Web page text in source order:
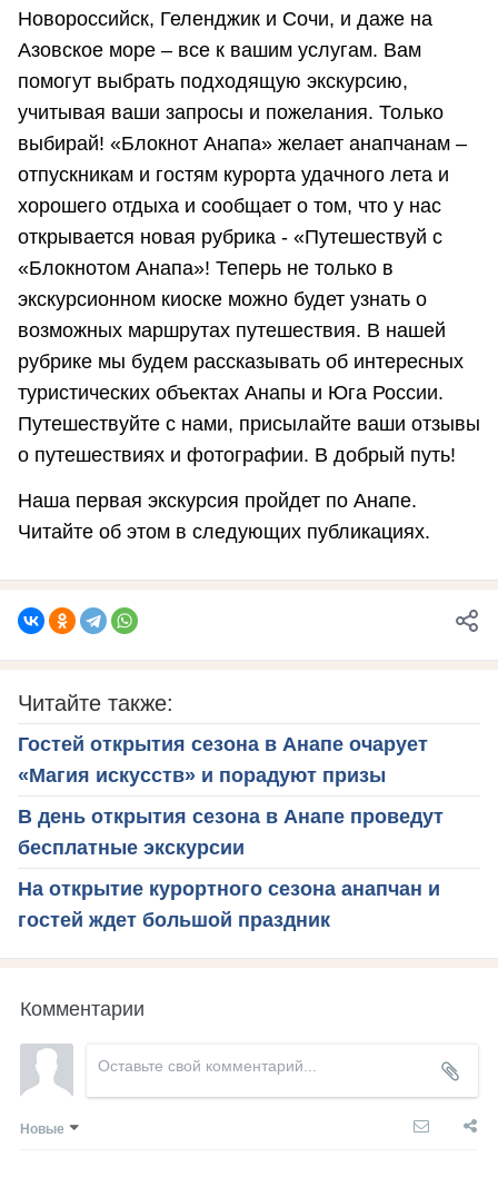
Новороссийск, Геленджик и Сочи, и даже на
Азовское море – все к вашим услугам. Вам
помогут выбрать подходящую экскурсию,
учитывая ваши запросы и пожелания. Только
выбирай! «Блокнот Анапа» желает анапчанам –
отпускникам и гостям курорта удачного лета и
хорошего отдыха и сообщает о том, что у нас
открывается новая рубрика - «Путешествуй с
«Блокнотом Анапа»! Теперь не только в
экскурсионном киоске можно будет узнать о
возможных маршрутах путешествия. В нашей
рубрике мы будем рассказывать об интересных
туристических объектах Анапы и Юга России.
Путешествуйте с нами, присылайте ваши отзывы
о путешествиях и фотографии. В добрый путь!
Наша первая экскурсия пройдет по Анапе.
Читайте об этом в следующих публикациях.
Читайте также:
Гостей открытия сезона в Анапе очарует
«Магия искусств» и порадуют призы
В день открытия сезона в Анапе проведут
бесплатные экскурсии
На открытие курортного сезона анапчан и
гостей ждет большой праздник
Комментарии
Новые